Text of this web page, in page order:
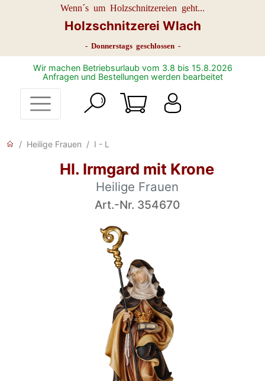
Wenn´s um Holzschnitzereien geht...
Holzschnitzerei Wlach
- Donnerstags geschlossen -
Wir machen Betriebsurlaub vom 3.8 bis 15.8.2026
Anfragen und Bestellungen werden bearbeitet
Heilige Frauen I - L
Hl. Irmgard mit Krone
Heilige Frauen
Art.-Nr. 354670